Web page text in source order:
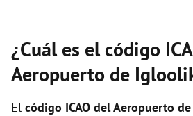
¿Cuál es el código
Aeropuerto de
El código ICAO delAeropuerto